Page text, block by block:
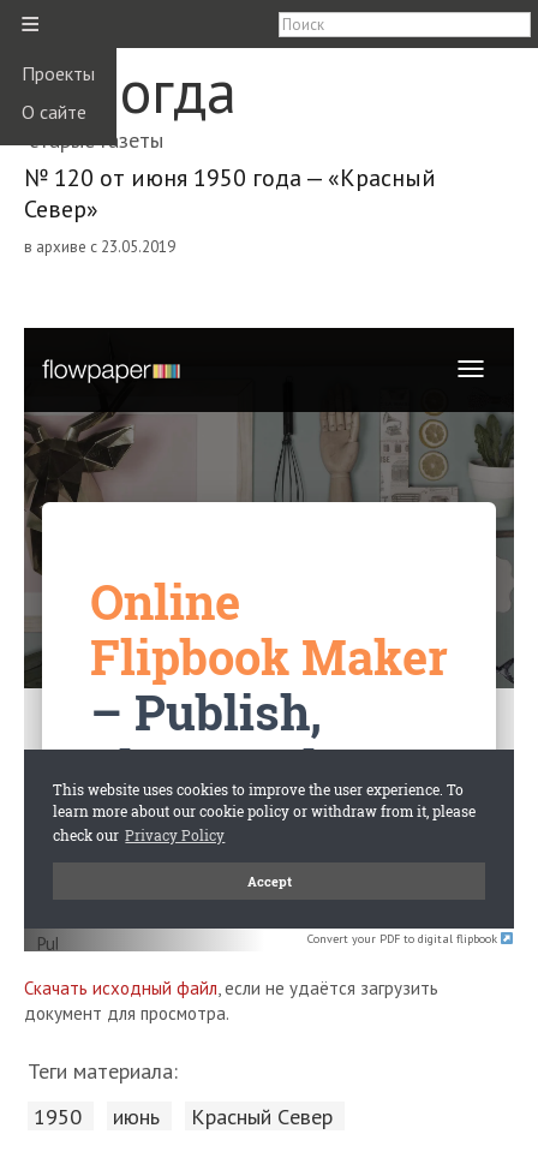
≡
Проекты
О сайте
Вологда
старые газеты
№ 120 от июня 1950 года — «Красный
Север»
в архиве с 23.05.2019
Convert your PDF to digital flipbook
Скачать исходный файл, если не удаётся загрузить
документ для просмотра.
Теги материала:
1950 июнь Красный Cевер